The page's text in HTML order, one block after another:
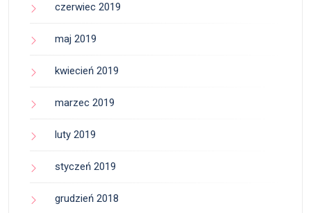
czerwiec 2019
maj 2019
kwiecień 2019
marzec 2019
luty 2019
styczeń 2019
grudzień 2018